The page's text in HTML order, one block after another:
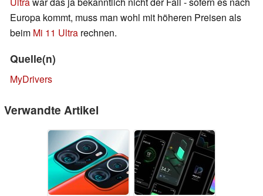
Europa kommt, muss man wohl mit höheren Preisen als
beim Mi 11 Ultra rechnen.
Quelle(n)
MyDrivers
Verwandte Artikel